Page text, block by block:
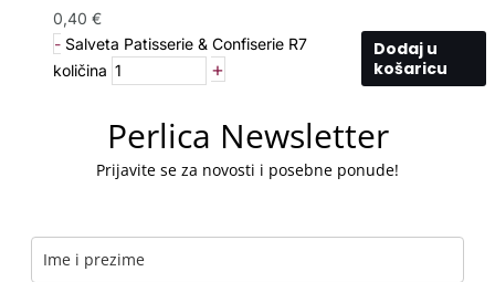
0,40 €
- Salveta Patisserie & Confiserie R7
količina
+
Dodaj u
košaricu
Perlica Newsletter
Prijavite se za novosti i posebne ponude!